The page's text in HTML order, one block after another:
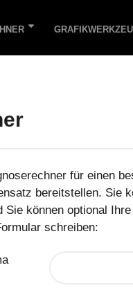
für einen
bereitstellen. Sie
können optional
schreiben: